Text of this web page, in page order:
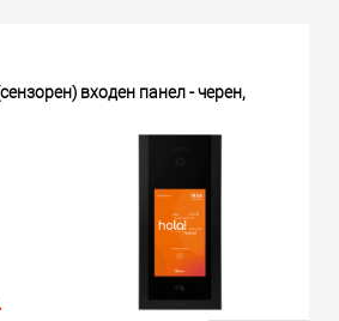
входен панел - черен,